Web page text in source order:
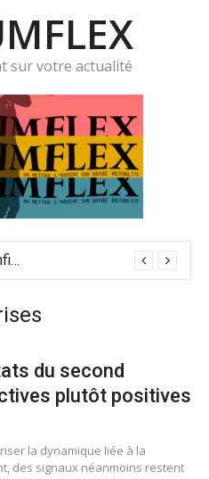
sur votre actualité
Quelle démarche d’innovation possible pour gérer la crise du Covid ?
Communiquer = déconfiner
du second
plutôt positives
la dynamique liée à la
des signaux néanmoins restent